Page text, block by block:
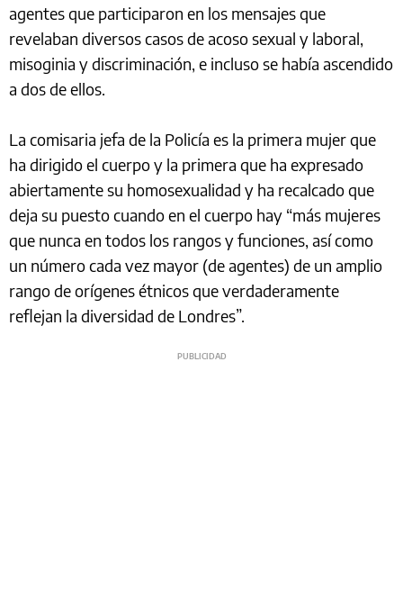
agentes que participaron en los mensajes que
revelaban diversos casos de acoso sexual y laboral,
misoginia y discriminación, e incluso se había ascendido
a dos de ellos.
La comisaria jefa de la Policía es la primera mujer que
ha dirigido el cuerpo y la primera que ha expresado
abiertamente su homosexualidad y ha recalcado que
deja su puesto cuando en el cuerpo hay “más mujeres
que nunca en todos los rangos y funciones, así como
un número cada vez mayor (de agentes) de un amplio
rango de orígenes étnicos que verdaderamente
reflejan la diversidad de Londres”.